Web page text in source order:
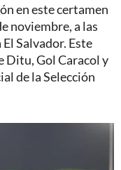
en este certamen
noviembre, a las
Salvador. Este
Ditu, Gol Caracol y
de la Selección